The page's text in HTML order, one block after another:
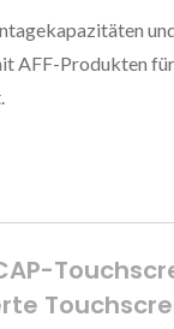
AFF-Produkten